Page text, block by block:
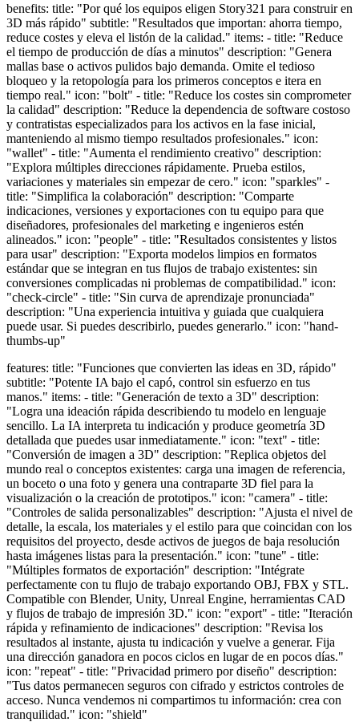
benefits: title: "Por qué los equipos eligen Story321 para construir en
3D más rápido" subtitle: "Resultados que importan: ahorra tiempo,
reduce costes y eleva el listón de la calidad." items: - title: "Reduce
el tiempo de producción de días a minutos" description: "Genera
mallas base o activos pulidos bajo demanda. Omite el tedioso
bloqueo y la retopología para los primeros conceptos e itera en
tiempo real." icon: "bolt" - title: "Reduce los costes sin comprometer
la calidad" description: "Reduce la dependencia de software costoso
y contratistas especializados para los activos en la fase inicial,
manteniendo al mismo tiempo resultados profesionales." icon:
"wallet" - title: "Aumenta el rendimiento creativo" description:
"Explora múltiples direcciones rápidamente. Prueba estilos,
variaciones y materiales sin empezar de cero." icon: "sparkles" -
title: "Simplifica la colaboración" description: "Comparte
indicaciones, versiones y exportaciones con tu equipo para que
diseñadores, profesionales del marketing e ingenieros estén
alineados." icon: "people" - title: "Resultados consistentes y listos
para usar" description: "Exporta modelos limpios en formatos
estándar que se integran en tus flujos de trabajo existentes: sin
conversiones complicadas ni problemas de compatibilidad." icon:
"check-circle" - title: "Sin curva de aprendizaje pronunciada"
description: "Una experiencia intuitiva y guiada que cualquiera
puede usar. Si puedes describirlo, puedes generarlo." icon: "hand-
thumbs-up"
features: title: "Funciones que convierten las ideas en 3D, rápido"
subtitle: "Potente IA bajo el capó, control sin esfuerzo en tus
manos." items: - title: "Generación de texto a 3D" description:
"Logra una ideación rápida describiendo tu modelo en lenguaje
sencillo. La IA interpreta tu indicación y produce geometría 3D
detallada que puedes usar inmediatamente." icon: "text" - title:
"Conversión de imagen a 3D" description: "Replica objetos del
mundo real o conceptos existentes: carga una imagen de referencia,
un boceto o una foto y genera una contraparte 3D fiel para la
visualización o la creación de prototipos." icon: "camera" - title:
"Controles de salida personalizables" description: "Ajusta el nivel de
detalle, la escala, los materiales y el estilo para que coincidan con los
requisitos del proyecto, desde activos de juegos de baja resolución
hasta imágenes listas para la presentación." icon: "tune" - title:
"Múltiples formatos de exportación" description: "Intégrate
perfectamente con tu flujo de trabajo exportando OBJ, FBX y STL.
Compatible con Blender, Unity, Unreal Engine, herramientas CAD
y flujos de trabajo de impresión 3D." icon: "export" - title: "Iteración
rápida y refinamiento de indicaciones" description: "Revisa los
resultados al instante, ajusta tu indicación y vuelve a generar. Fija
una dirección ganadora en pocos ciclos en lugar de en pocos días."
icon: "repeat" - title: "Privacidad primero por diseño" description:
"Tus datos permanecen seguros con cifrado y estrictos controles de
acceso. Nunca vendemos ni compartimos tu información: crea con
tranquilidad." icon: "shield"